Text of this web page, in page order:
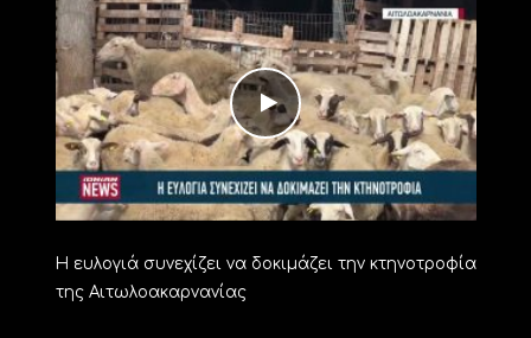
Η ευλογιά συνεχίζει να δοκιμάζει την κτηνοτροφία
της Αιτωλοακαρνανίας